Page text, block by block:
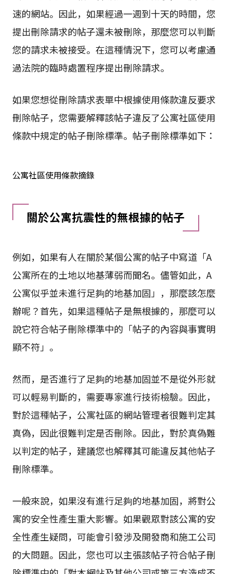
速的網站。因此，如果經過一週到十天的時間，您
提出刪除請求的帖子還未被刪除，那麼您可以判斷
您的請求未被接受。在這種情況下，您可以考慮通
過法院的臨時處置程序提出刪除請求。
如果您想從刪除請求表單中根據使用條款違反要求
刪除帖子，您需要解釋該帖子違反了公寓社區使用
條款中規定的帖子刪除標準。帖子刪除標準如下：
公寓社區使用條款摘錄
關於公寓抗震性的無根據的帖子
例如，如果有人在關於某個公寓的帖子中寫道「A
公寓所在的土地以地基薄弱而聞名。儘管如此，A
公寓似乎並未進行足夠的地基加固」，那麼該怎麼
辦呢？首先，如果這種帖子是無根據的，那麼可以
說它符合帖子刪除標準中的「帖子的內容與事實明
顯不符」。
然而，是否進行了足夠的地基加固並不是從外形就
可以輕易判斷的，需要專家進行技術檢驗。因此，
對於這種帖子，公寓社區的網站管理者很難判定其
真偽，因此很難判定是否刪除。因此，對於真偽難
以判定的帖子，建議您也解釋其可能違反其他帖子
刪除標準。
一般來說，如果沒有進行足夠的地基加固，將對公
寓的安全性產生重大影響。如果觀眾對該公寓的安
全性產生疑問，可能會引發涉及開發商和施工公司
的大問題。因此，您也可以主張該帖子符合帖子刪